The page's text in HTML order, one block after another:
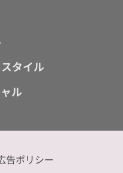
タイル
ル
告ポリシー